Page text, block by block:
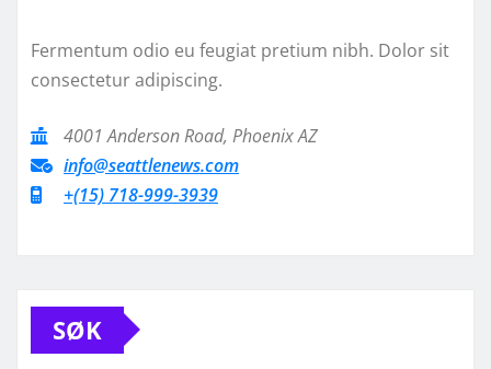
Fermentum odio eu feugiat pretium nibh. Dolor sit
consectetur adipiscing.
4001 Anderson Road, Phoenix AZ
info@seattlenews.com
+(15) 718-999-3939
SØK